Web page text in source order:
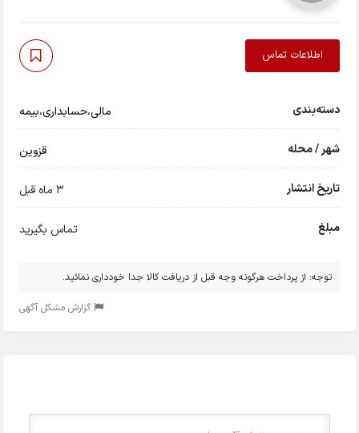
اطلاعات تماس
دسته‌بندی مالی،حسابداری،بیمه
شهر / محله قزوین
تاریخ انتشار 3 ماه قبل
مبلغ تماس بگیرید
توجه: از پرداخت هرگونه وجه قبل از دریافت کالا جدا خودداری نمائید.
گزارش مشکل آگهی